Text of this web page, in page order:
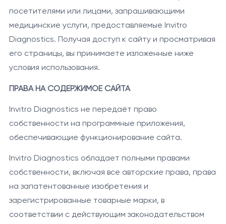
посетителями или лицами, запрашивающими
медицинские услуги, предоставляемые Invitro
Diagnostics. Получая доступ к сайту и просматривая
его страницы, вы принимаете изложенные ниже
условия использования.
ПРАВА НА СОДЕРЖИМОЕ САЙТА
Invitro Diagnostics не передаёт право
собственности на программные приложения,
обеспечивающие функционирование сайта.
Invitro Diagnostics обладает полными правами
собственности, включая все авторские права, права
на запатентованные изобретения и
зарегистрированные товарные марки, в
соответствии с действующим законодательством